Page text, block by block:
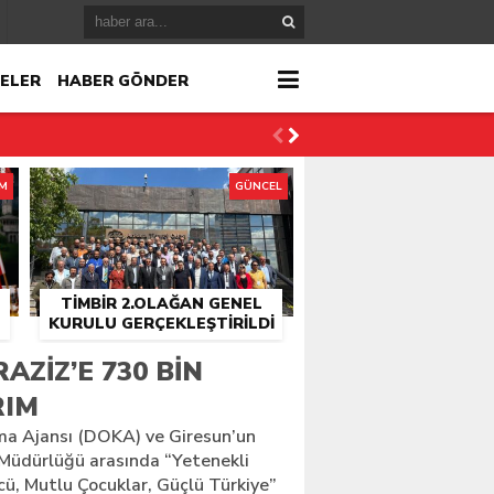
HABER GÖNDER
TİMBİR 2.OLAĞAN GENEL
KURULU GERÇEKLEŞTIRILDI
GÜNCEL
730 BIN
Ajansı (DOKA) ve Giresun’un
arasında “Yetenekli
Mutlu Çocuklar, Güçlü Türkiye”